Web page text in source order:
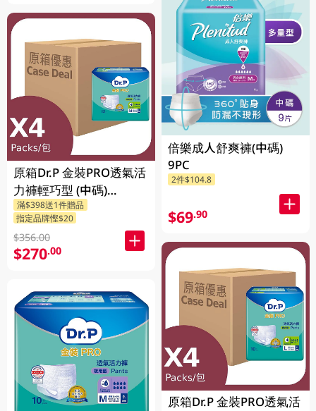
原箱Dr.P 金裝PRO透氣活
力褲輕巧型 (中碼)
4X12PCS
滿$398送1件贈品
指定品牌慳$20
$356.00
$270.00
倍樂成人舒爽褲(中碼)
9PC
2件$104.8
$69.90
原箱Dr.P 金裝PRO透氣活